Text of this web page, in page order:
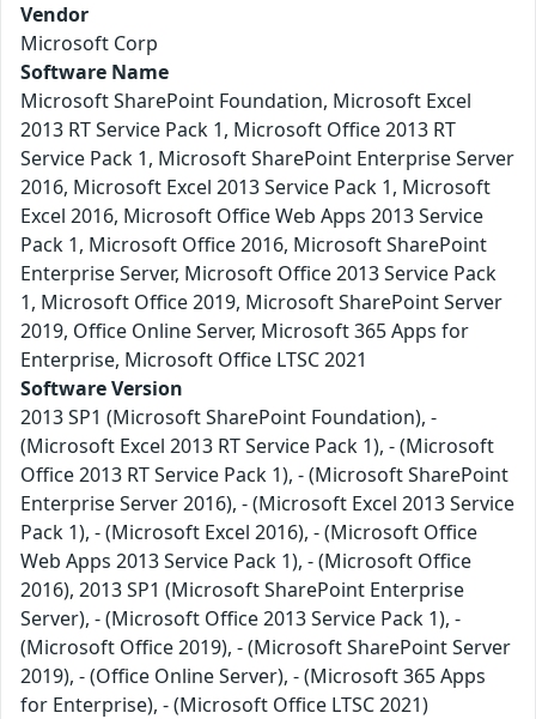
Vendor
Microsoft Corp
Software Name
Microsoft SharePoint Foundation, Microsoft Excel
2013 RT Service Pack 1, Microsoft Office 2013 RT
Service Pack 1, Microsoft SharePoint Enterprise Server
2016, Microsoft Excel 2013 Service Pack 1, Microsoft
Excel 2016, Microsoft Office Web Apps 2013 Service
Pack 1, Microsoft Office 2016, Microsoft SharePoint
Enterprise Server, Microsoft Office 2013 Service Pack
1, Microsoft Office 2019, Microsoft SharePoint Server
2019, Office Online Server, Microsoft 365 Apps for
Enterprise, Microsoft Office LTSC 2021
Software Version
2013 SP1 (Microsoft SharePoint Foundation), -
(Microsoft Excel 2013 RT Service Pack 1), - (Microsoft
Office 2013 RT Service Pack 1), - (Microsoft SharePoint
Enterprise Server 2016), - (Microsoft Excel 2013 Service
Pack 1), - (Microsoft Excel 2016), - (Microsoft Office
Web Apps 2013 Service Pack 1), - (Microsoft Office
2016), 2013 SP1 (Microsoft SharePoint Enterprise
Server), - (Microsoft Office 2013 Service Pack 1), -
(Microsoft Office 2019), - (Microsoft SharePoint Server
2019), - (Office Online Server), - (Microsoft 365 Apps
for Enterprise), - (Microsoft Office LTSC 2021)